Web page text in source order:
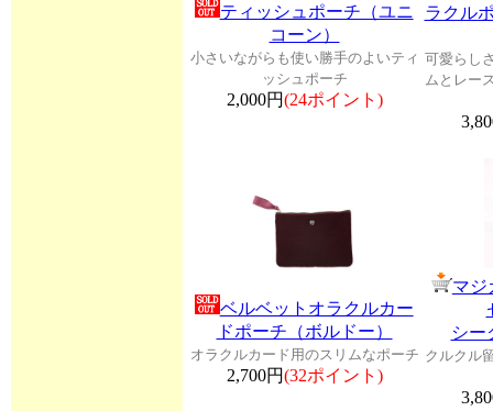
ティッシュポーチ（ユニ
コーン）
小さいながらも使い勝手のよいティ
ッシュポーチ
2,000円(24ポイント)
ラクル
可愛らし
ムとレー
ベルベットオラクルカー
ドポーチ（ボルドー）
オラクルカード用のスリムなポーチ
2,700円(32ポイント)
マジ
シー
クルクル